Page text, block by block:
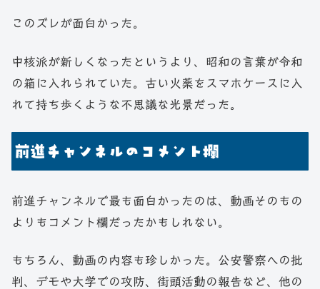
このズレが面白かった。
中核派が新しくなったというより、昭和の言葉が令和
の箱に入れられていた。古い火薬をスマホケースに入
れて持ち歩くような不思議な光景だった。
前進チャンネルのコメント欄
前進チャンネルで最も面白かったのは、動画そのもの
よりもコメント欄だったかもしれない。
もちろん、動画の内容も珍しかった。公安警察への批
判、デモや大学での攻防、街頭活動の報告など、他の